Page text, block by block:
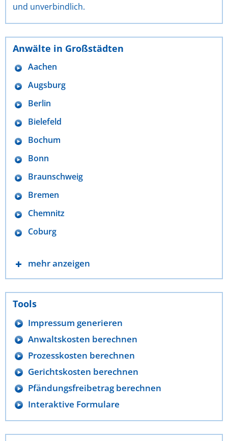
und unverbindlich.
Anwälte in Großstädten
Aachen
Augsburg
Berlin
Bielefeld
Bochum
Bonn
Braunschweig
Bremen
Chemnitz
Coburg
mehr anzeigen
Tools
Impressum generieren
Anwaltskosten berechnen
Prozesskosten berechnen
Gerichtskosten berechnen
Pfändungsfreibetrag berechnen
Interaktive Formulare